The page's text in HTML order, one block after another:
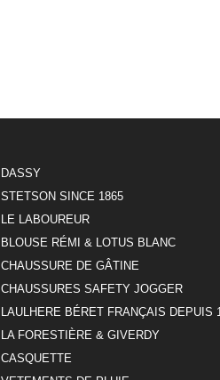
DASSY
STETSON SINCE 1865
LE LABOUREUR
BLOUSE RÉMI & LOTUS BLANC
CHAUSSURE DE GÂTINE
CHAUSSURES SAFETY JOGGER
LAULHERE BÉRET FRANÇAIS DEPUIS
LA FORESTIÈRE & GIVERDY
CASQUETTE